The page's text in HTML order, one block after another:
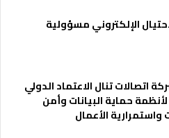
الإلكتروني مسؤولية
اتصالات تنال الاعتماد الدولي
حماية البيانات وأمن
واستمرارية الأعمال